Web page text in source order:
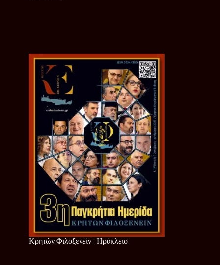
Κρητών Φιλοξενείν | Ηράκλειο